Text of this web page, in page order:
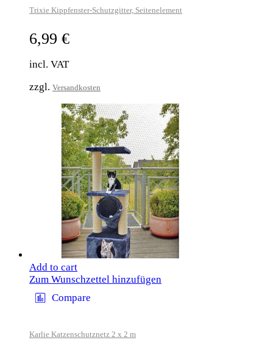
Trixie Kippfenster-Schutzgitter, Seitenelement
6,99 €
incl. VAT
zzgl. Versandkosten
Add to cart
Zum Wunschzettel hinzufügen
Compare
Karlie Katzenschutznetz 2 x 2 m